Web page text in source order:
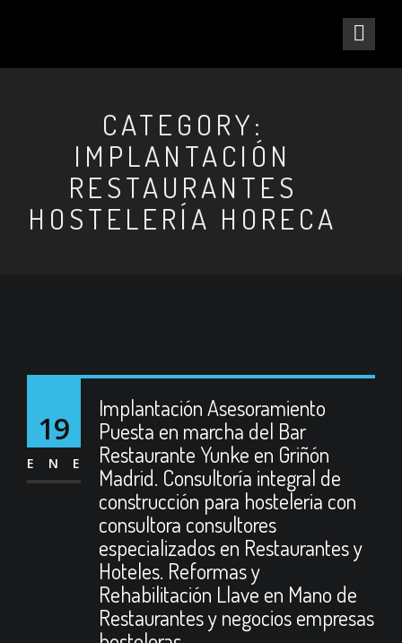
CATEGORY:
IMPLANTACIÓN
RESTAURANTES
HOSTELERÍA HORECA
19
ENE
Implantación Asesoramiento
Puesta en marcha del Bar
Restaurante Yunke en Griñón
Madrid. Consultoría integral de
construcción para hosteleria con
consultora consultores
especializados en Restaurantes y
Hoteles. Reformas y
Rehabilitación Llave en Mano de
Restaurantes y negocios empresas